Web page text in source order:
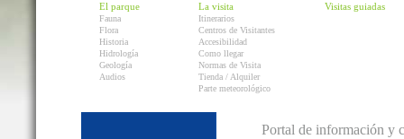
El parque
Fauna
Flora
Historia
Hidrología
Geología
Audios
La visita
Itinerarios
Centros de Visitantes
Accesibilidad
Como llegar
Normas de Visita
Tienda / Alquiler
Parte meteorológico
Visitas guiadas
Portal de información y